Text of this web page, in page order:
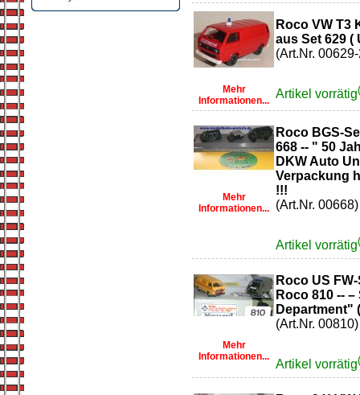
Mehr
Informationen...
Roco VW T3
aus Set 629 (
(Art.Nr.
Artikel vorrätig
Mehr
Informationen...
Roco BGS-
668 -- " 50
DKW Auto
Verpackung
!!!
(Art.Nr. 00668)
Artikel vorrätig
Mehr
Informationen...
Roco US
Roco 810 --
Department"
(Art.Nr. 00810)
Artikel vorrätig